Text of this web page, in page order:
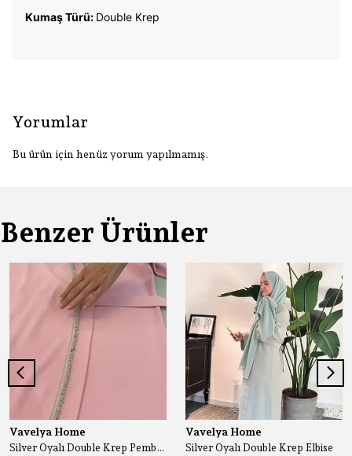
Kumaş Türü: Double Krep
Yorumlar
Bu ürün için henüz yorum yapılmamış.
Benzer Ürünler
Vavelya Home
Silver Oyalı Double Krep Pembe Elbise
Vavelya Home
Silver Oyalı Double Krep Elbise